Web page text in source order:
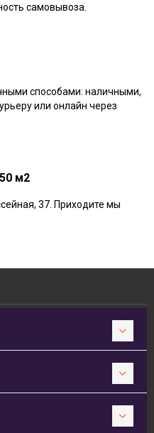
самовывоза.
способами: наличными,
или онлайн через
м2
37. Приходите мы